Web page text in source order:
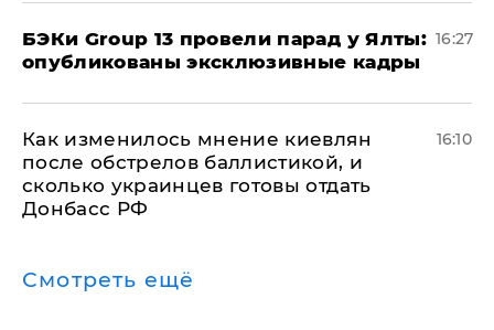
​БЭКи Group 13 провели парад у Ялты:
опубликованы эксклюзивные кадры
16:27
Как изменилось мнение киевлян
после обстрелов баллистикой, и
сколько украинцев готовы отдать
Донбасс РФ
16:10
Смотреть ещё